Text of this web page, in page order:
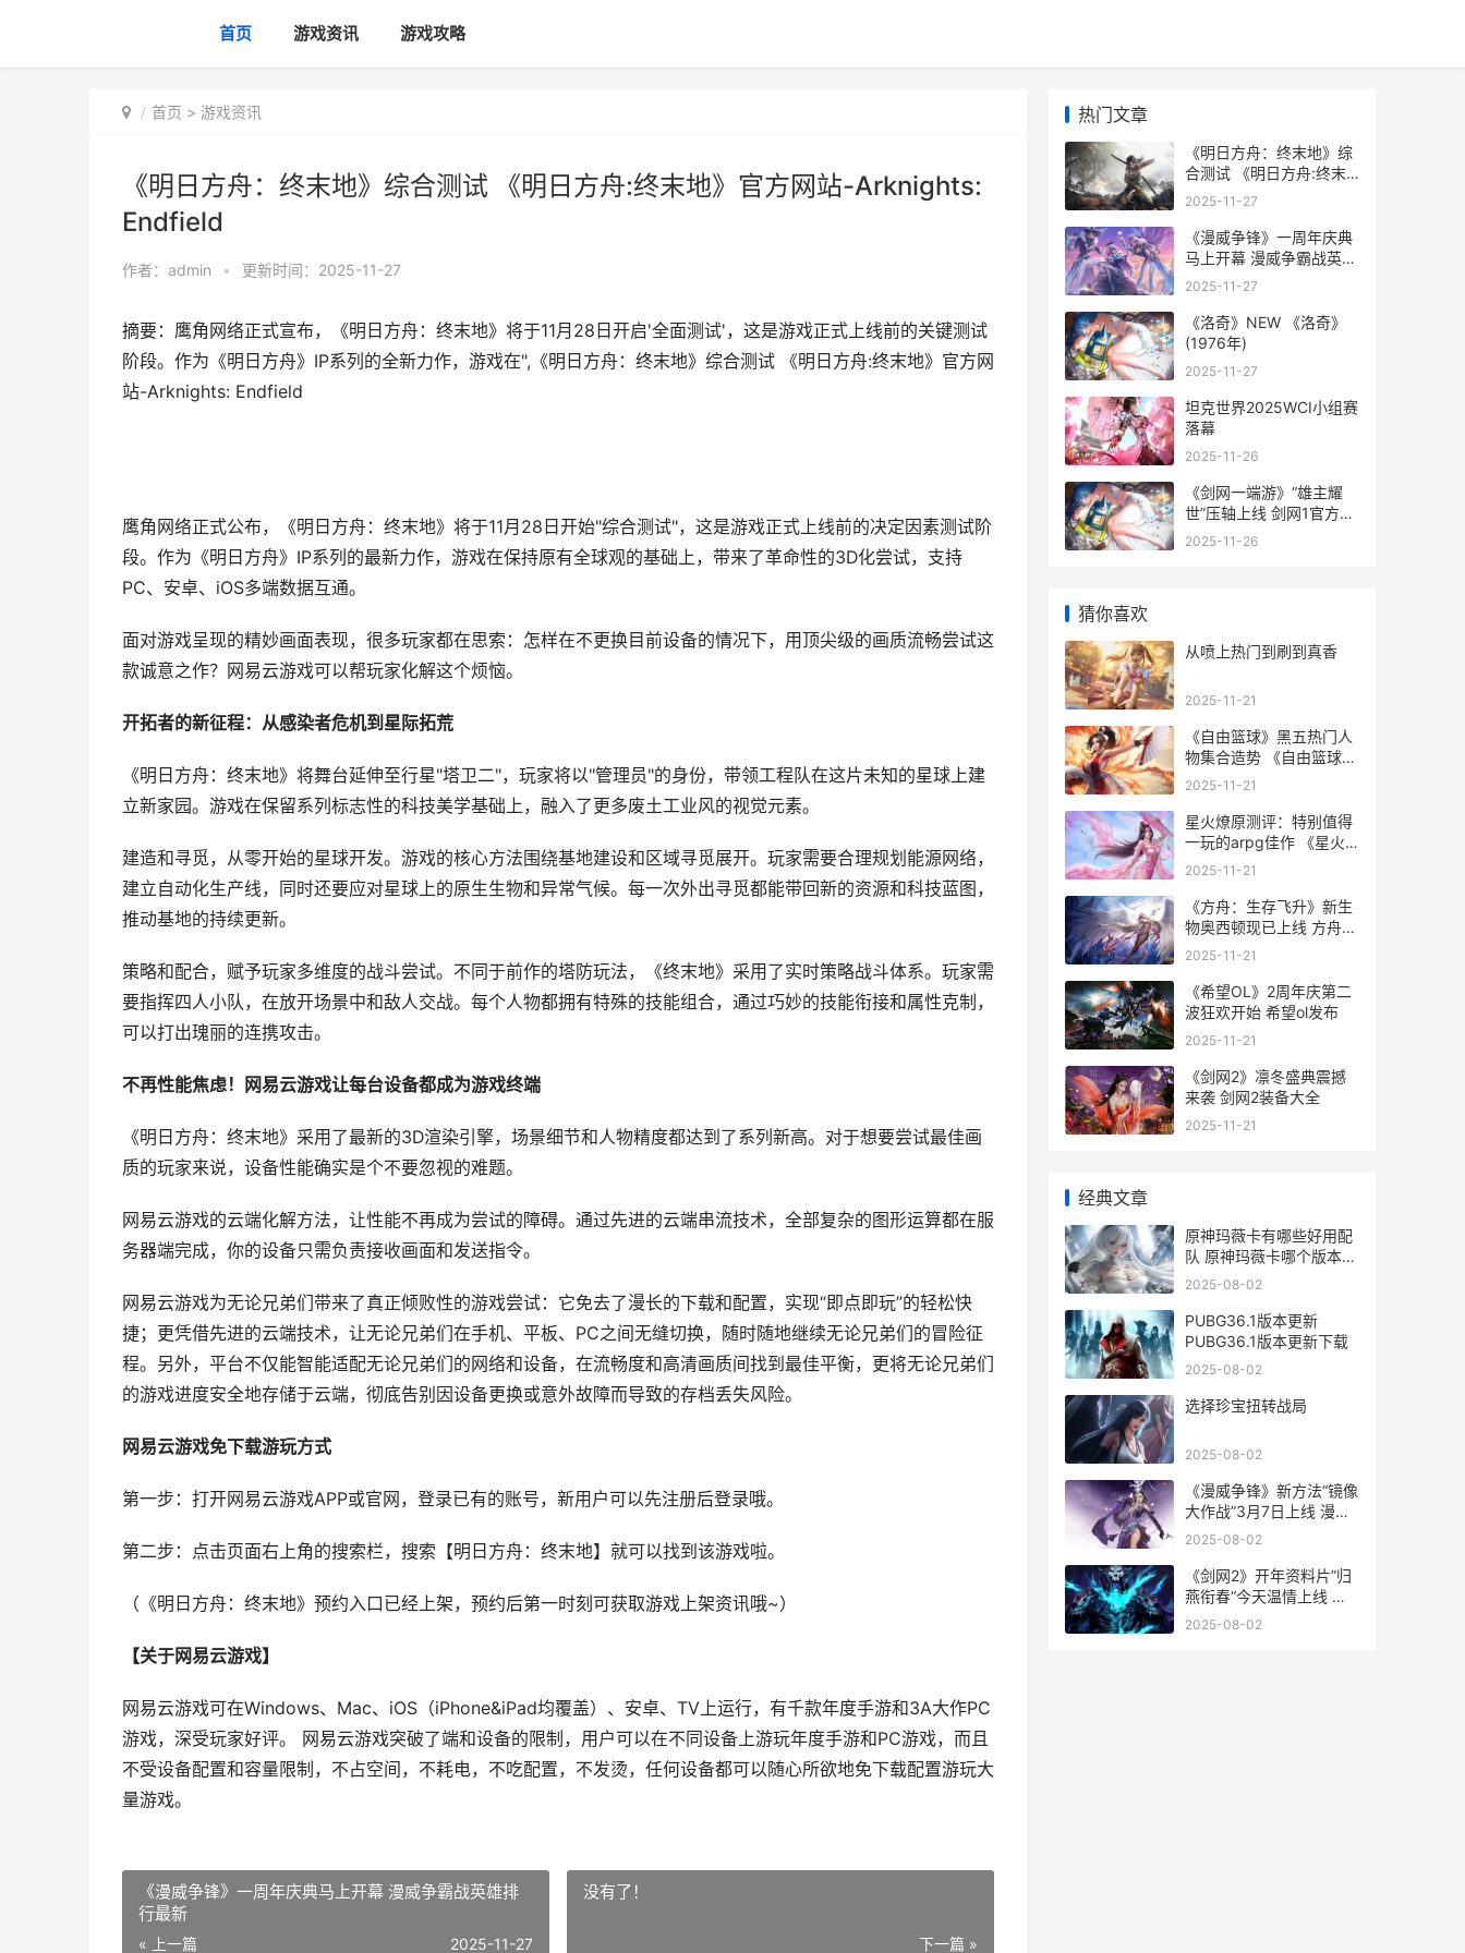
首页 游戏资讯 游戏攻略
首页 > 游戏资讯
《明日方舟：终末地》综合测试 《明日方舟:终末地》官方网站-Arknights:
Endfield
作者： admin • 更新时间：2025-11-27
摘要：鹰角网络正式宣布，《明日方舟：终末地》将于11月28日开启'全面测试'，这是游戏正式上线前的关键测试
阶段。作为《明日方舟》IP系列的全新力作，游戏在",《明日方舟：终末地》综合测试 《明日方舟:终末地》官方网
站-Arknights: Endfield
鹰角网络正式公布，《明日方舟：终末地》将于11月28日开始"综合测试"，这是游戏正式上线前的决定因素测试阶
段。作为《明日方舟》IP系列的最新力作，游戏在保持原有全球观的基础上，带来了革命性的3D化尝试，支持
PC、安卓、iOS多端数据互通。
面对游戏呈现的精妙画面表现，很多玩家都在思索：怎样在不更换目前设备的情况下，用顶尖级的画质流畅尝试这
款诚意之作？网易云游戏可以帮玩家化解这个烦恼。
开拓者的新征程：从感染者危机到星际拓荒
《明日方舟：终末地》将舞台延伸至行星"塔卫二"，玩家将以"管理员"的身份，带领工程队在这片未知的星球上建
立新家园。游戏在保留系列标志性的科技美学基础上，融入了更多废土工业风的视觉元素。
建造和寻觅，从零开始的星球开发。游戏的核心方法围绕基地建设和区域寻觅展开。玩家需要合理规划能源网络，
建立自动化生产线，同时还要应对星球上的原生生物和异常气候。每一次外出寻觅都能带回新的资源和科技蓝图，
推动基地的持续更新。
策略和配合，赋予玩家多维度的战斗尝试。不同于前作的塔防玩法，《终末地》采用了实时策略战斗体系。玩家需
要指挥四人小队，在放开场景中和敌人交战。每个人物都拥有特殊的技能组合，通过巧妙的技能衔接和属性克制，
可以打出瑰丽的连携攻击。
不再性能焦虑！网易云游戏让每台设备都成为游戏终端
《明日方舟：终末地》采用了最新的3D渲染引擎，场景细节和人物精度都达到了系列新高。对于想要尝试最佳画
质的玩家来说，设备性能确实是个不要忽视的难题。
网易云游戏的云端化解方法，让性能不再成为尝试的障碍。通过先进的云端串流技术，全部复杂的图形运算都在服
务器端完成，你的设备只需负责接收画面和发送指令。
网易云游戏为无论兄弟们带来了真正倾败性的游戏尝试：它免去了漫长的下载和配置，实现“即点即玩”的轻松快
捷；更凭借先进的云端技术，让无论兄弟们在手机、平板、PC之间无缝切换，随时随地继续无论兄弟们的冒险征
程。另外，平台不仅能智能适配无论兄弟们的网络和设备，在流畅度和高清画质间找到最佳平衡，更将无论兄弟们
的游戏进度安全地存储于云端，彻底告别因设备更换或意外故障而导致的存档丢失风险。
网易云游戏免下载游玩方式
第一步：打开网易云游戏APP或官网，登录已有的账号，新用户可以先注册后登录哦。
第二步：点击页面右上角的搜索栏，搜索【明日方舟：终末地】就可以找到该游戏啦。
（《明日方舟：终末地》预约入口已经上架，预约后第一时刻可获取游戏上架资讯哦~）
【关于网易云游戏】
网易云游戏可在Windows、Mac、iOS（iPhone&iPad均覆盖）、安卓、TV上运行，有千款年度手游和3A大作PC
游戏，深受玩家好评。 网易云游戏突破了端和设备的限制，用户可以在不同设备上游玩年度手游和PC游戏，而且
不受设备配置和容量限制，不占空间，不耗电，不吃配置，不发烫，任何设备都可以随心所欲地免下载配置游玩大
量游戏。
《漫威争锋》一周年庆典马上开幕 漫威争霸战英雄排
行最新
« 上一篇 2025-11-27
没有了！
下一篇 »
热门文章
《明日方舟：终末地》综
合测试 《明日方舟:终末
地》官方网站-Arknights:
2025-11-27
《漫威争锋》一周年庆典
马上开幕 漫威争霸战英雄
排行最新
2025-11-27
《洛奇》NEW 《洛奇》
(1976年)
2025-11-27
坦克世界2025WCI小组赛
落幕
2025-11-26
《剑网一端游》“雄主耀
世”压轴上线 剑网1官方网
站
2025-11-26
猜你喜欢
从喷上热门到刷到真香
2025-11-21
《自由篮球》黑五热门人
物集合造势 《自由篮球》
黑人是谁
2025-11-21
星火燎原测评：特别值得
一玩的arpg佳作 《星火
燎原》
2025-11-21
《方舟：生存飞升》新生
物奥西顿现已上线 方舟生
存飞升指令代码大全
2025-11-21
《希望OL》2周年庆第二
波狂欢开始 希望ol发布
2025-11-21
《剑网2》凛冬盛典震撼
来袭 剑网2装备大全
2025-11-21
经典文章
原神玛薇卡有哪些好用配
队 原神玛薇卡哪个版本出
的
2025-08-02
PUBG36.1版本更新
PUBG36.1版本更新下载
2025-08-02
选择珍宝扭转战局
2025-08-02
《漫威争锋》新方法“镜像
大作战”3月7日上线 漫威
争霸战攻略
2025-08-02
《剑网2》开年资料片”归
燕衔春“今天温情上线 剑
网2还在运营吗
2025-08-02